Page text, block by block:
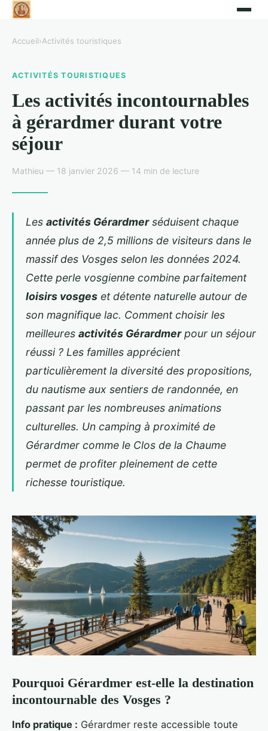
Accueil›Activités touristiques
ACTIVITÉS TOURISTIQUES
Les activités incontournables
à gérardmer durant votre
séjour
Mathieu — 18 janvier 2026 — 14 min de lecture
Les activités Gérardmerséduisent chaque
année plus de 2,5 millions de visiteurs dans le
massif des Vosges selon les données 2024.
Cette perle vosgienne combine parfaitement
loisirs vosges et détente naturelle autour de
son magnifique lac. Comment choisir les
meilleures activités Gérardmerpour un séjour
réussi ? Les familles apprécient
particulièrement la diversité des propositions,
du nautisme aux sentiers de randonnée, en
passant par les nombreuses animations
culturelles. Un camping à proximité de
Gérardmer comme le Clos de la Chaume
permet de profiter pleinement de cette
richesse touristique.
Pourquoi Gérardmer est-elle la destination
incontournable des Vosges ?
Info pratique : Gérardmer reste accessible toute